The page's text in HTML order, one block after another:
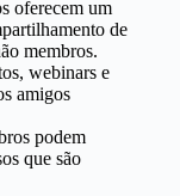
oferecem um
de
membros.
webinars e
amigos
podem
que são